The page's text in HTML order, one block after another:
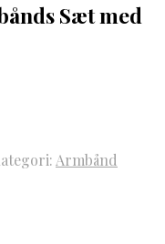
Sæt med
Armbånd